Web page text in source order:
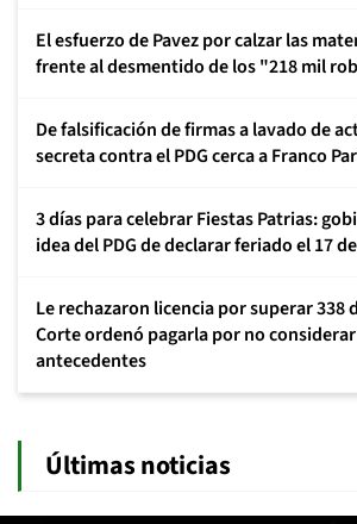
El esfuerzo de Pavez por calzar las
frente al desmentido de los "218 mil
De falsificación de firmas a lavado de
secreta contra el PDG cerca a Franco
3 días para celebrar Fiestas Patrias:
idea del PDG de declarar feriado el 17
Le rechazaron licencia por superar 338
Corte ordenó pagarla por no
antecedentes
Últimas noticias